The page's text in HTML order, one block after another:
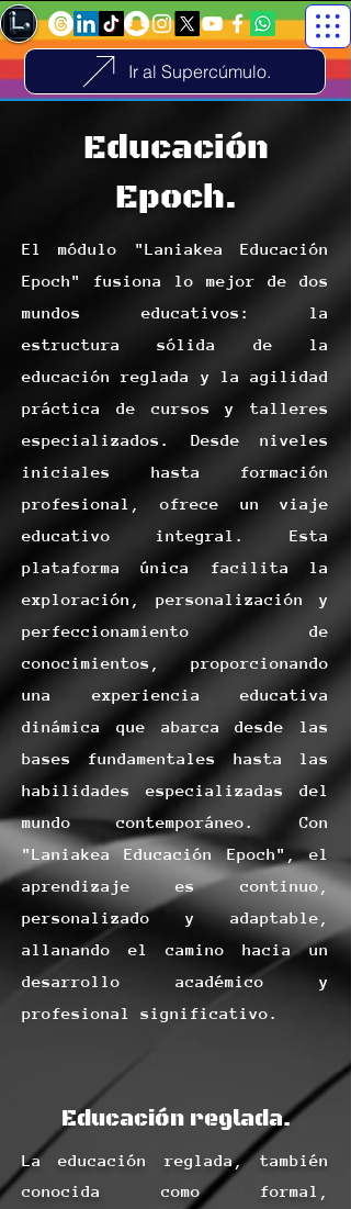
Ir al Supercúmulo.
Educación
Epoch.
El módulo "Laniakea Educación
Epoch" fusiona lo mejor de dos
mundos educativos: la
estructura sólida de la
educación reglada y la agilidad
práctica de cursos y talleres
especializados. Desde niveles
iniciales hasta formación
profesional, ofrece un viaje
educativo integral. Esta
plataforma única facilita la
exploración, personalización y
perfeccionamiento de
conocimientos, proporcionando
una experiencia educativa
dinámica que abarca desde las
bases fundamentales hasta las
habilidades especializadas del
mundo contemporáneo. Con
"Laniakea Educación Epoch", el
aprendizaje es continuo,
personalizado y adaptable,
allanando el camino hacia un
desarrollo académico y
profesional significativo.
Educación reglada.
La educación reglada, también
conocida como formal,